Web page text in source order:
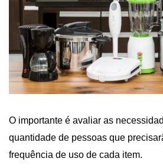
O importante é avaliar as
quantidade de pessoas que
frequência de uso de cada item.